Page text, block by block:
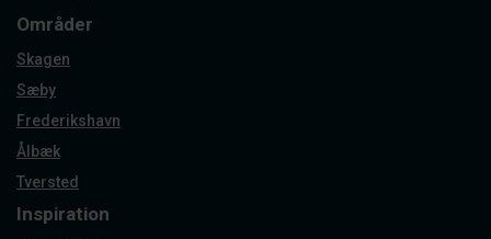
Områder
Skagen
Sæby
Frederikshavn
Ålbæk
Tversted
Inspiration